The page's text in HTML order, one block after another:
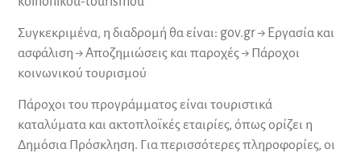
Συγκεκριμένα, η διαδρομή θα είναι: gov.gr → Εργασία και
ασφάλιση → Αποζημιώσεις και παροχές → Πάροχοι
κοινωνικού τουρισμού
Πάροχοι του προγράμματος είναι τουριστικά
καταλύματα και ακτοπλοϊκές εταιρίες, όπως ορίζει η
Δημόσια Πρόσκληση. Για περισσότερες πληροφορίες, οι